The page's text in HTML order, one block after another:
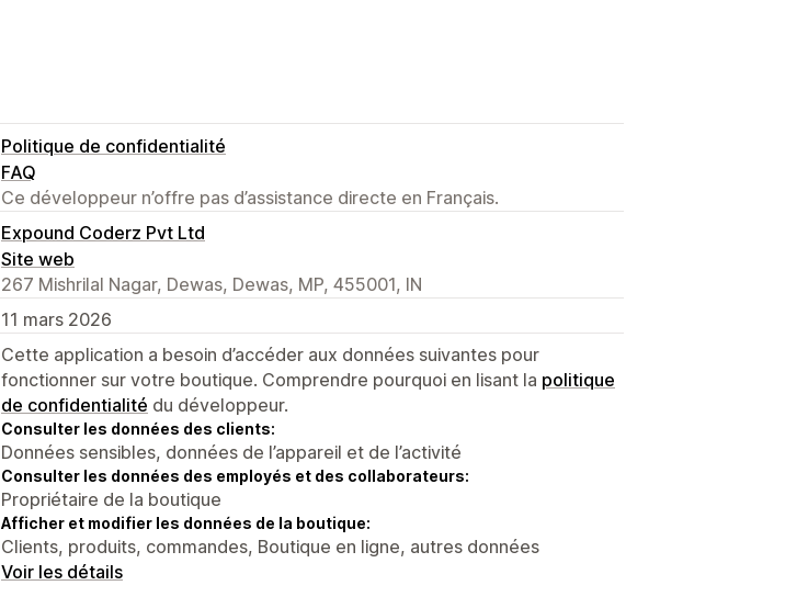
Politique de confidentialité
FAQ
Ce développeur n’offre pas d’assistance directe en Français.
Expound Coderz Pvt Ltd
Site web
267 Mishrilal Nagar, Dewas, Dewas, MP, 455001, IN
11 mars 2026
Cette application a besoin d’accéder aux données suivantes pour
fonctionner sur votre boutique. Comprendre pourquoi en lisant la politique
de confidentialité du développeur.
Consulter les données des clients:
Données sensibles, données de l’appareil et de l’activité
Consulter les données des employés et des collaborateurs:
Propriétaire de la boutique
Afficher et modifier les données de la boutique:
Clients, produits, commandes, Boutique en ligne, autres données
Voir les détails